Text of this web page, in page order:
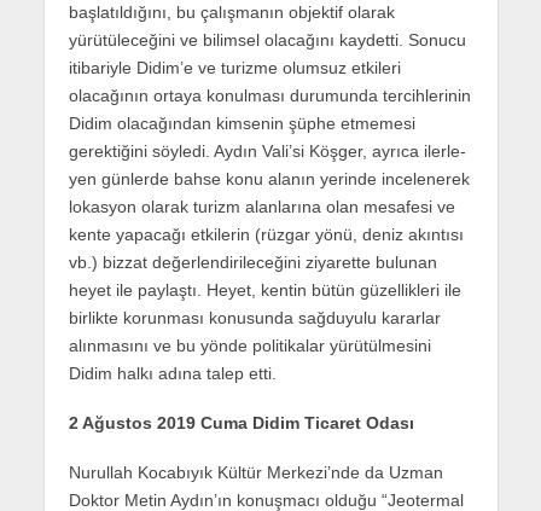
başlatıldığını, bu çalışmanın objektif olarak
yürütüleceğini ve bilimsel olacağını kaydetti. Sonucu
itibariyle Didim’e ve turizme olumsuz etkileri
olacağının ortaya konulması durumunda tercihlerinin
Didim olacağından kimsenin şüphe etmemesi
gerektiğini söyledi. Aydın Vali’si Köşger, ay­rı­ca iler­le­
yen gün­ler­de bahse konu ala­nın ye­rin­de in­ce­le­ne­rek
lo­kas­yon ola­rak tu­rizm alan­la­rı­na olan me­sa­fe­si ve
kente ya­pa­ca­ğı et­ki­le­rin (rüz­gar yönü, deniz akın­tı­sı
vb.) biz­zat de­ğer­len­di­ri­le­ce­ği­ni zi­ya­ret­te bu­lu­nan
heyet ile pay­laş­tı. Heyet, ken­tin bütün gü­zel­lik­le­ri ile
bir­lik­te ko­run­ma­sı ko­nu­sun­da sağ­du­yu­lu ka­rar­lar
alın­ma­sı­nı ve bu yönde po­li­ti­ka­lar yü­rü­tül­me­si­ni
Didim halkı adına talep etti.
2 Ağustos 2019 Cuma Didim Ticaret Odası
Nurullah Kocabıyık Kültür Merkezi’nde da Uzman
Doktor Metin Aydın’ın konuşmacı olduğu “Jeotermal